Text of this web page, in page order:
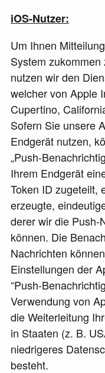
iOS-Nutzer:
Um Ihnen
System
nutzen wir den
welcher von Apple
Cupertino,
Sofern Sie unsere
Endgerät nutzen,
„Push-
Ihrem Endgerät
Token ID zugeteilt,
erzeugte,
derer wir die Push-
können. Die
Nachrichten
Einstellungen der
“Push-
Verwendung von
die Weiterleitung
in Staaten (z. B.
niedrigeres
besteht.